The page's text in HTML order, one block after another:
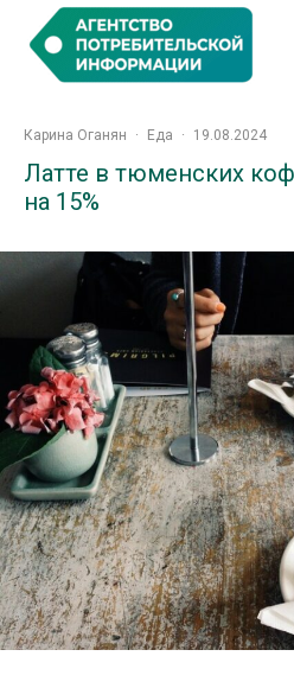
Карина Оганян · Еда · 19.08.2024
Латте в тюменских
на 15%